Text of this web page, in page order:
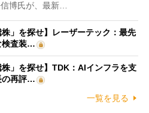
博氏が、最新…
株」を探せ】レーザーテック：最先
検査装…
株」を探せ】TDK：AIインフラを支
の再評…
一覧を見る